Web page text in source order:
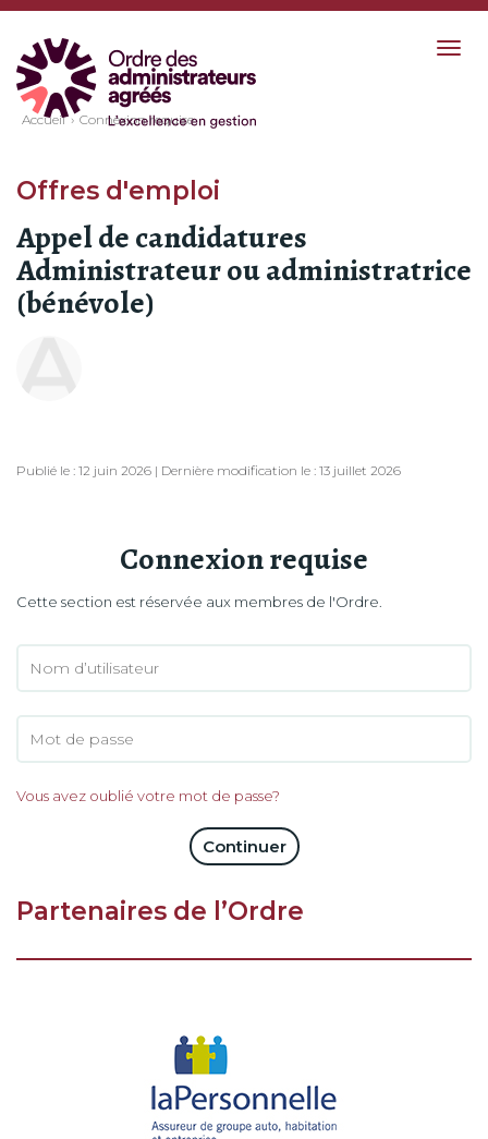
Accueil Connexion requise
Offres d'emploi
Appel de candidatures
Administrateur ou administratrice
(bénévole)
Publié le : 12 juin 2026 | Dernière modification le : 13 juillet 2026
Connexion requise
Cette section est réservée aux membres de l'Ordre.
Vous avez oublié votre mot de passe?
Continuer
Partenaires de l’Ordre